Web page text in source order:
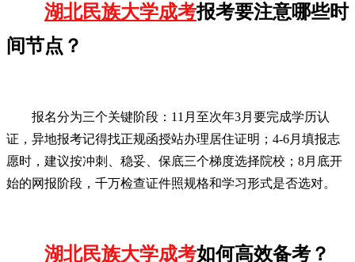
湖北民族大学成考报考要注意哪些时
间节点？
报名分为三个关键阶段：11月至次年3月要完成学历认
证，异地报考记得找正规函授站办理居住证明；4-6月填报志
愿时，建议按冲刺、稳妥、保底三个梯度选择院校；8月底开
始的网报阶段，千万检查证件照规格和学习形式是否选对。
湖北民族大学成考如何高效备考？